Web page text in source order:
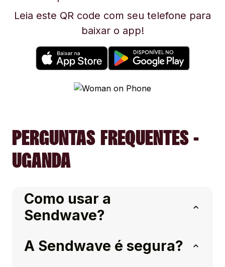
Leia este QR code com seu telefone para
baixar o app!
PERGUNTAS FREQUENTES -
UGANDA
Como usar a
Sendwave?
A Sendwave é segura?